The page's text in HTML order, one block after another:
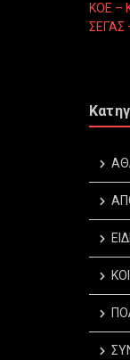
ΚΟΕ –
ΣΕΓΑΣ